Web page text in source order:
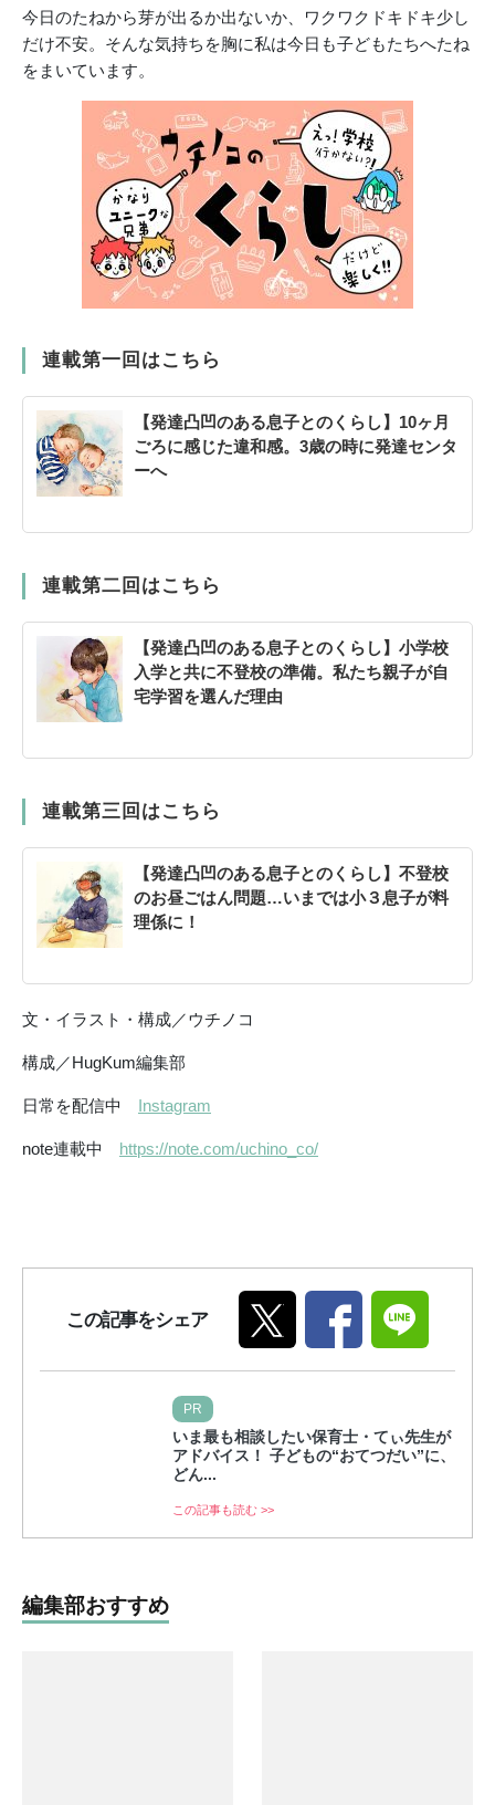
今日のたねから芽が出るか出ないか、ワクワクドキドキ少し
だけ不安。そんな気持ちを胸に私は今日も子どもたちへたね
をまいています。
連載第一回はこちら
【発達凸凹のある息子とのくらし】10ヶ月
ごろに感じた違和感。3歳の時に発達センタ
ーへ
連載第二回はこちら
【発達凸凹のある息子とのくらし】小学校
入学と共に不登校の準備。私たち親子が自
宅学習を選んだ理由
連載第三回はこちら
【発達凸凹のある息子とのくらし】不登校
のお昼ごはん問題…いまでは小３息子が料
理係に！
文・イラスト・構成／ウチノコ
構成／HugKum編集部
日常を配信中 Instagram
note連載中 https://note.com/uchino_co/
この記事をシェア
PR
いま最も相談したい保育士・てぃ先生が
アドバイス！ 子どもの“おてつだい”に、
どん...
この記事も読む >>
編集部おすすめ